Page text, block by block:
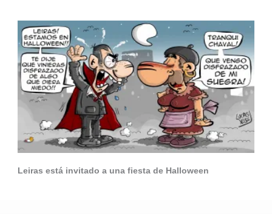
Leiras está invitado a una fiesta de Halloween